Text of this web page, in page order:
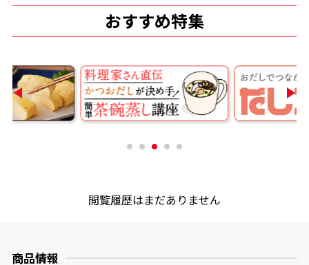
だし粉
おすすめ特集
閲覧履歴はまだありません
商品情報